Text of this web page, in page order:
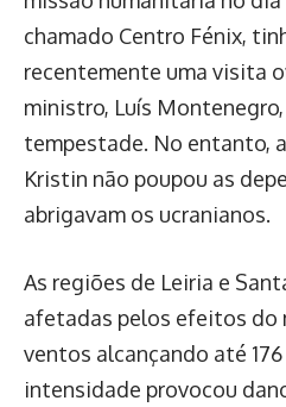
chamado Centro Fénix,
recentemente uma visita
ministro, Luís
tempestade. No entanto,
Kristin não poupou as
abrigavam os ucranianos.
As regiões de Leiria e
afetadas pelos efeitos do
ventos alcançando até
intensidade provocou